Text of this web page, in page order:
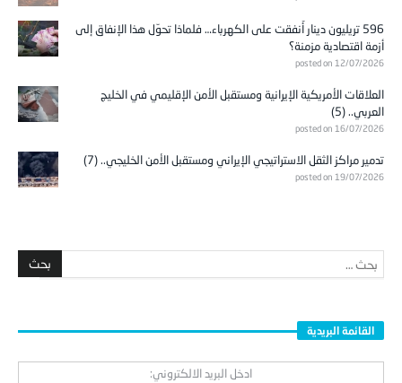
596 تريليون دينار أُنفقت على الكهرباء… فلماذا تحوّل هذا الإنفاق إلى
أزمة اقتصادية مزمنة؟
posted on 12/07/2026
العلاقات الأمريكية الإيرانية ومستقبل الأمن الإقليمي في الخليج
العربي.. (5)
posted on 16/07/2026
تدمير مراكز الثقل الاستراتيجي الإيراني ومستقبل الأمن الخليجي.. (7)
posted on 19/07/2026
القائمة البريدية
ادخل البريد الالكتروني: